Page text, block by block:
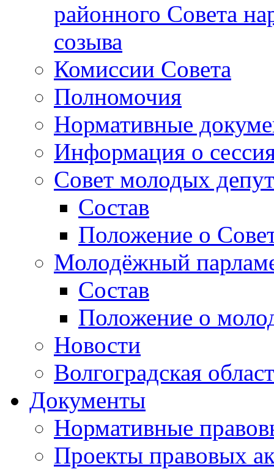
районного Совета
созыва
Комиссии Совета
Полномочия
Нормативные
Информация о
Совет молодых
Состав
Положение о
Молодёжный
Состав
Положение о
Новости
Волгоградская
Документы
Нормативные
Проекты правовых